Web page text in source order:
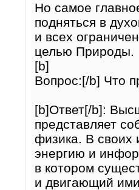
Но самое
подняться в
и всех
целью Природы.
[b]
Вопрос:[/b] Что
[b]Ответ[/b]:
представляет
физика. В своих
энергию и
в котором
и двигающий